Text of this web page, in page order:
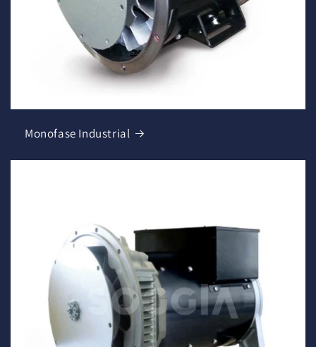
Monofase Industrial